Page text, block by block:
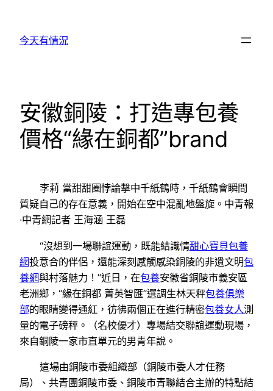
今天有情況
安徽銅陵：打造專包養
價格“緣在銅都”brand
李莉 當甜甜圈悖論擊中千紙鶴時，千紙鶴會瞬間
質疑自己的存在意義，開始在空中混亂地盤旋。中青報
·中青網記者 王海涵 王磊
“沒想到一場聯誼運動，既能結識情甜心寶貝包養
網投意合的伴侶，還能深刻感觸感染銅陵的非遺文明包
養網與村落魅力！”近日，在包養安徽省銅陵市義安區
老洲鄉，“緣在銅都 菁英智匯”選調生林天秤包養俱樂
部的眼睛變得通紅，彷彿兩個正在進行精密包養女人測
量的電子磅秤。（名校優才）專場結交聯誼運動現場，
來自銅陵一家市直單元的男青年說。
這場由銅陵市委組織部（銅陵市委人才任務
局）、共青團銅陵市委、銅陵市青聯結合主辦的特點結